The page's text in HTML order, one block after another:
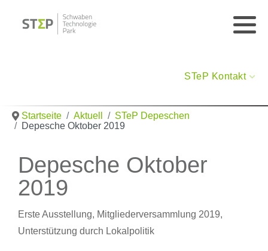
STeP Kontakt
Startseite Aktuell
STeP Depeschen
Depesche Oktober 2019
Depesche Oktober
2019
Erste Ausstellung, Mitgliederversammlung 2019,
Unterstützung durch Lokalpolitik